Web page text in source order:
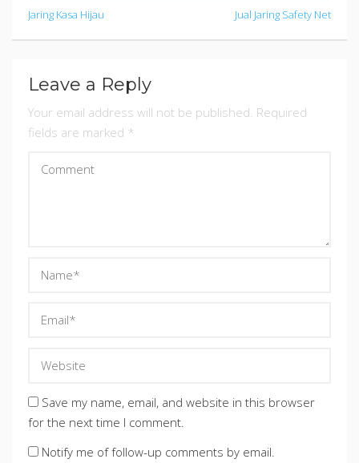
Jaring Kasa Hijau Jual Jaring Safety Net
Leave a Reply
Your email address will not be published. Required
fields are marked *
Save my name, email, and website in this browser
for the next time I comment.
Notify me of follow-up comments by email.